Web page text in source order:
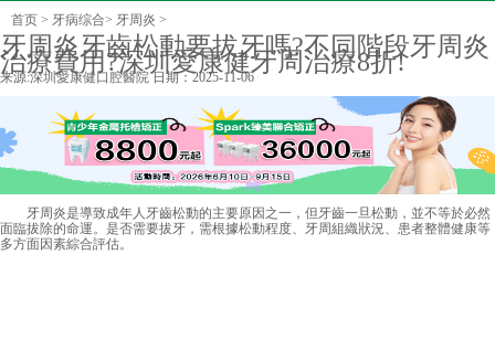
首页 > 牙病综合> 牙周炎 >
牙周炎牙齒松動要拔牙嗎?不同階段牙周炎
治療費用?深圳愛康健牙周治療8折!
来源:深圳愛康健口腔醫院日期：2025-11-06
牙周炎是導致成年人牙齒松動的主要原因之一，但牙齒一旦松動，並不等於必然
面臨拔除的命運。是否需要拔牙，需根據松動程度、牙周組織狀況、患者整體健康等
多方面因素綜合評估。